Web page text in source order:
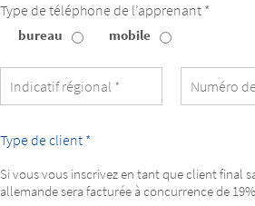
Type de téléphone de l’apprenant *
Type
téléphone
de
l’apprenant
bureau mobile
Type de client *
Si vous vous inscrivez en tant que client final
allemande sera facturée à concurrence de